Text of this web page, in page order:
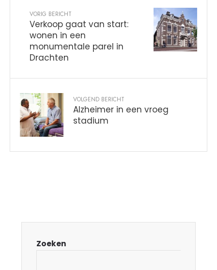
VORIG BERICHT
Verkoop gaat van start:
wonen in een
monumentale parel in
Drachten
VOLGEND BERICHT
Alzheimer in een vroeg
stadium
Zoeken